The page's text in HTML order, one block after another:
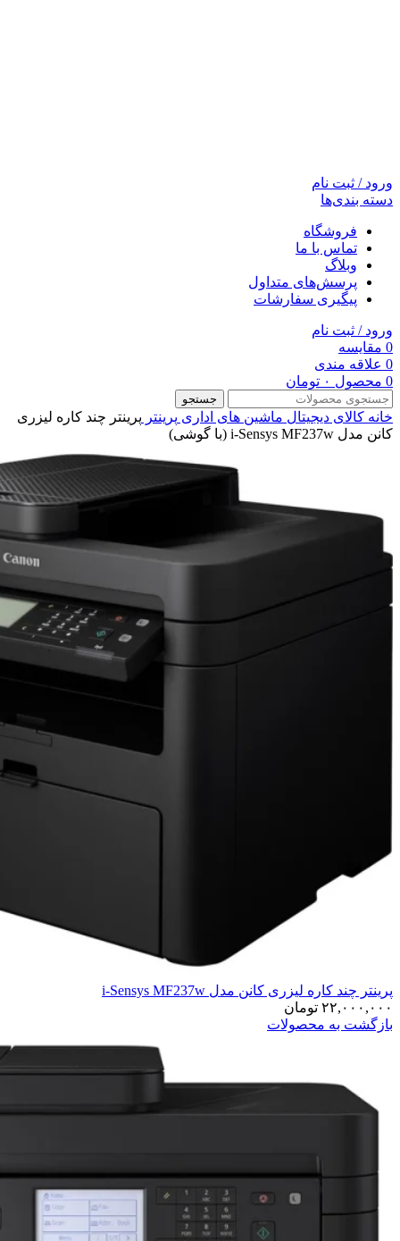
ورود / ثبت نام
دسته بندی‌ها
فروشگاه
تماس با ما
وبلاگ
پرسش‌های متداول
پیگیری سفارشات
ورود / ثبت نام
0 مقایسه
0 علاقه مندی
0 محصول ۰ تومان
جستجو
خانه کالای دیجیتال ماشین های اداری پرینتر پرینتر چند کاره لیزری
کانن مدل i-Sensys MF237w (با گوشی)
پرینتر چند کاره لیزری کانن مدل i-Sensys MF237w
۲۲,۰۰۰,۰۰۰ تومان
بازگشت به محصولات